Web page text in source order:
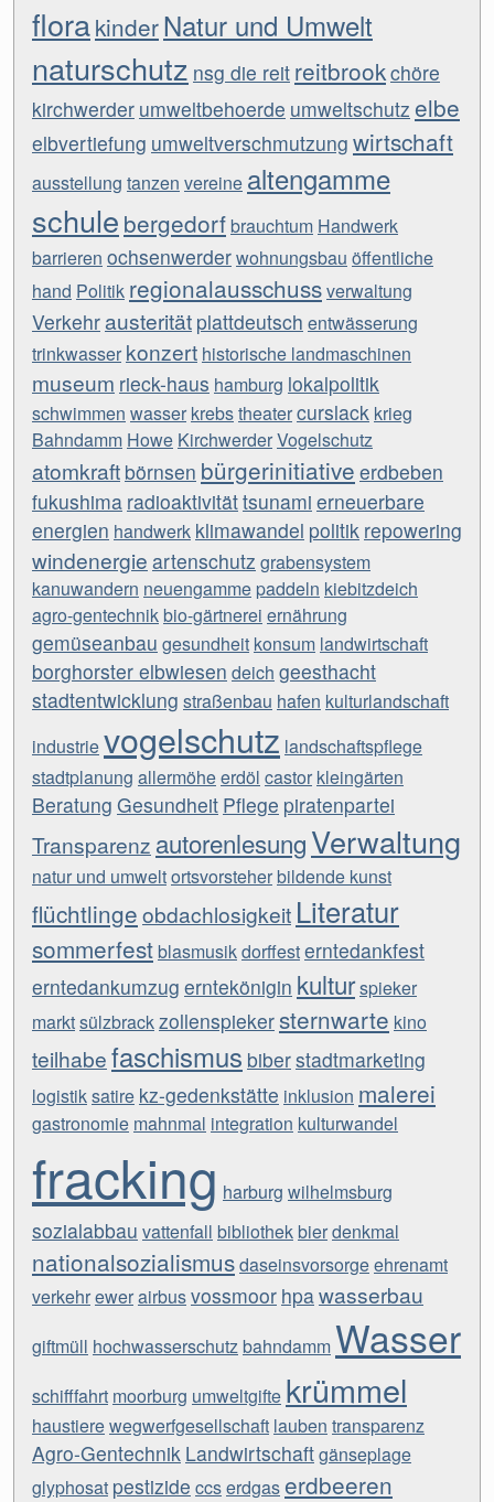
florakinderNatur und Umwelt
naturschutz nsg die reit reitbrookchöre
kirchwerder umweltbehoerde umweltschutz elbe
elbvertiefung umweltverschmutzung wirtschaft
ausstellung tanzen vereine altengamme
schule bergedorfbrauchtum Handwerk
barrieren ochsenwerderwohnungsbau öffentliche
hand Politik regionalausschussverwaltung
Verkehrausterität plattdeutsch entwässerung
trinkwasser konzert historische landmaschinen
museum rieck-haus hamburg lokalpolitik
schwimmen wasser krebstheatercurslack krieg
Bahndamm Howe KirchwerderVogelschutz
atomkraft börnsen bürgerinitiative erdbeben
fukushima radioaktivitättsunami erneuerbare
energien handwerk klimawandel politik repowering
windenergie artenschutz grabensystem
kanuwandern neuengamme paddeln kiebitzdeich
agro-gentechnikbio-gärtnerei ernährung
gemüseanbau gesundheit konsum landwirtschaft
borghorster elbwiesen deich geesthacht
stadtentwicklung straßenbau hafen kulturlandschaft
industrievogelschutz landschaftspflege
stadtplanung allermöheerdöl castor kleingärten
Beratung Gesundheit Pflege piratenpartei
Transparenz autorenlesungVerwaltung
natur und umweltortsvorsteherbildende kunst
flüchtlingeobdachlosigkeit Literatur
sommerfestblasmusikdorffesterntedankfest
erntedankumzug erntekönigin kulturspieker
marktsülzbrackzollenspieker sternwarte kino
teilhabefaschismus biberstadtmarketing
logistiksatire kz-gedenkstätte inklusion malerei
gastronomie mahnmal integration kulturwandel
fracking harburg wilhelmsburg
sozialabbau vattenfall bibliothekbierdenkmal
nationalsozialismusdaseinsvorsorgeehrenamt
verkehrewerairbusvossmoor hpawasserbau
giftmüll hochwasserschutzbahndammWasser
schifffahrt moorburg umweltgifte krümmel
haustierewegwerfgesellschaft lauben transparenz
Agro-Gentechnik Landwirtschaftgänseplage
glyphosat pestizide ccserdgaserdbeeren